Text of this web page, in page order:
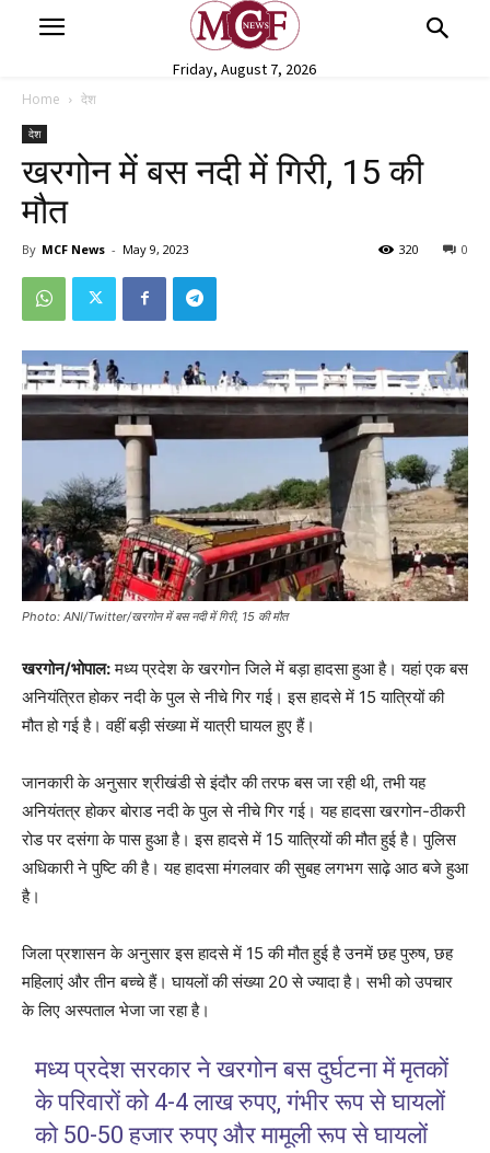
Friday, August 7, 2026
Home देश
देश
खरगोन में बस नदी में गिरी, 15 की
मौत
By MCF News - May 9, 2023 0
320
Photo: ANI/Twitter/खरगोन में बस नदी में गिरी, 15 की मौत
खरगोन/भोपाल:मध्य प्रदेश के खरगोन जिले में बड़ा हादसा हुआ है। यहां एक बस
अनियंत्रित होकर नदी के पुल से नीचे गिर गई। इस हादसे में 15 यात्रियों की
मौत हो गई है। वहीं बड़ी संख्या में यात्री घायल हुए हैं।
जानकारी के अनुसार श्रीखंडी से इंदौर की तरफ बस जा रही थी, तभी यह
अनियंतत्र होकर बोराड नदी के पुल से नीचे गिर गई। यह हादसा खरगोन-ठीकरी
रोड पर दसंगा के पास हुआ है। इस हादसे में 15 यात्रियों की मौत हुई है। पुलिस
अधिकारी ने पुष्टि की है। यह हादसा मंगलवार की सुबह लगभग साढ़े आठ बजे हुआ
है।
जिला प्रशासन के अनुसार इस हादसे में 15 की मौत हुई है उनमें छह पुरुष, छह
महिलाएं और तीन बच्चे हैं। घायलों की संख्या 20 से ज्यादा है। सभी को उपचार
के लिए अस्पताल भेजा जा रहा है।
मध्य प्रदेश सरकार ने खरगोन बस दुर्घटना में मृतकों
के परिवारों को 4-4 लाख रुपए, गंभीर रूप से घायलों
को 50-50 हजार रुपए और मामूली रूप से घायलों